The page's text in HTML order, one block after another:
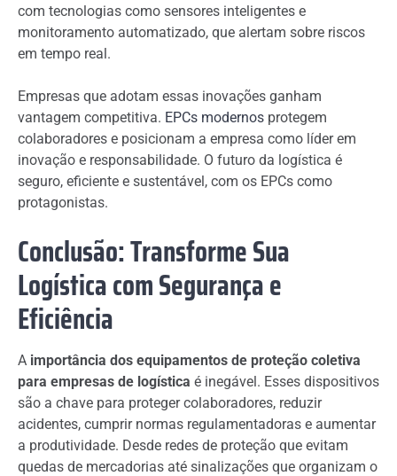
com tecnologias como sensores inteligentes e
monitoramento automatizado, que alertam sobre riscos
em tempo real.
Empresas que adotam essas inovações ganham
vantagem competitiva. EPCs modernos protegem
colaboradores e posicionam a empresa como líder em
inovação e responsabilidade. O futuro da logística é
seguro, eficiente e sustentável, com os EPCs como
protagonistas.
Conclusão: Transforme Sua
Logística com Segurança e
Eficiência
A importância dos equipamentos de proteção coletiva
para empresas de logística é inegável. Esses dispositivos
são a chave para proteger colaboradores, reduzir
acidentes, cumprir normas regulamentadoras e aumentar
a produtividade. Desde redes de proteção que evitam
quedas de mercadorias até sinalizações que organizam o